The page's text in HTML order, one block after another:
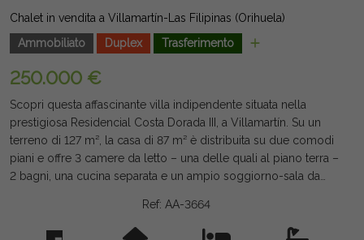
Chalet in vendita a Villamartín-Las Filipinas (Orihuela)
Ammobiliato
Duplex Trasferimento
250.000 €
Scopri questa affascinante villa indipendente situata nella
prestigiosa Residencial Costa Dorada III, a Villamartín. Su un
terreno di 127 m², la casa di 87 m² è distribuita su due comodi
piani e offre 3 camere da letto – una delle quali al piano terra –
2 bagni, una cucina separata e un ampio soggiorno-sala da
L'orientamento sud e le sue tre terrazze permettono di godere
del sole e dell'eccellente clima mediterraneo tutto l'anno. La
Ref: AA-3664